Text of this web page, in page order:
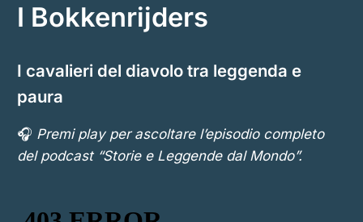
I Bokkenrijders
I cavalieri del diavolo tra leggenda e
paura
🎧 Premi play per ascoltare l’episodio completo
del podcast “Storie e Leggende dal Mondo”.